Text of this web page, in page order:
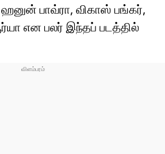
பாவ்ரா, விகாஸ் பங்கர்,
என பலர் இந்தப் படத்தில்